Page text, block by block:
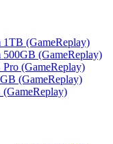
1TB (GameReplay)
500GB (GameReplay)
(GameReplay)
(GameReplay)